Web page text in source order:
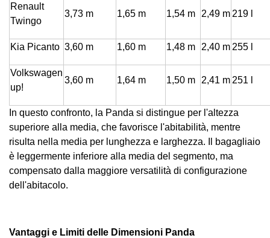
Renault
Twingo
3,73 m 1,65 m 1,54 m 2,49 m 219 l
Kia Picanto 3,60 m 1,60 m 1,48 m 2,40 m 255 l
Volkswagen
up!
3,60 m 1,64 m 1,50 m 2,41 m 251 l
In questo confronto, la Panda si distingue per l'altezza
superiore alla media, che favorisce l'abitabilità, mentre
risulta nella media per lunghezza e larghezza. Il bagagliaio
è leggermente inferiore alla media del segmento, ma
compensato dalla maggiore versatilità di configurazione
dell'abitacolo.
Vantaggi e Limiti delle Dimensioni Panda